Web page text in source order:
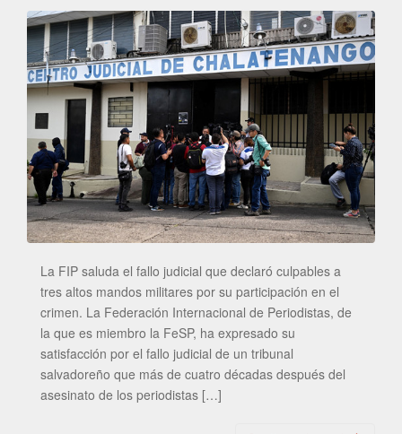
La FIP saluda el fallo judicial que declaró culpables a
tres altos mandos militares por su participación en el
crimen. La Federación Internacional de Periodistas, de
la que es miembro la FeSP, ha expresado su
satisfacción por el fallo judicial de un tribunal
salvadoreño que más de cuatro décadas después del
asesinato de los periodistas […]